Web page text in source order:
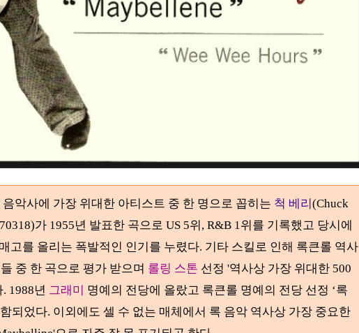
음악사에 가장 위대한 아티스트 중 한 명으로 꼽히는 척 베리(Chuck
가 1955년 발표한 곡으로 US 5위 , R&B 1 위를 기록했고 당시에
고를 올리는 폭발적인 인기를 누렸다. 기타 스킬로 인해 록큰롤 역사
중 한 곡으로 평가 받으며 롤링 스톤 선정 '역사상 가장 위대한 500
. 1988년 그래미 명예의 전당에 올랐고 록큰롤 명예의 전당 선정 ‘록
되었다. 이외에도 셀 수 없는 매체에서 록 음악 역사상 가장 중요한